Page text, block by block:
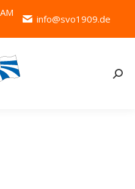
info@svo1909.de